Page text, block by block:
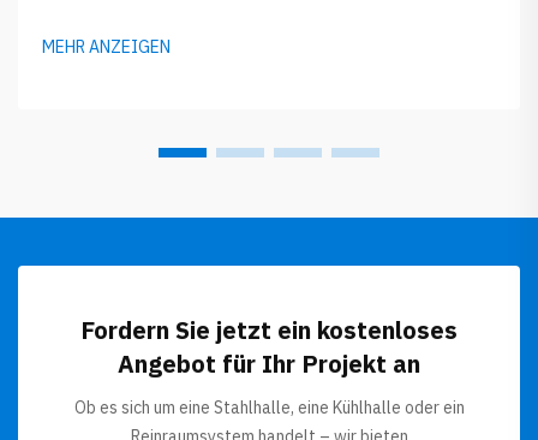
zunächst in der Fabrik an und transportieren sie dann zur
Baustelle. Dadurch wird viel Zeit beim Bau gespart und in der
MEHR ANZEIGEN
Fordern Sie jetzt ein kostenloses
Angebot für Ihr Projekt an
Ob es sich um eine Stahlhalle, eine Kühlhalle oder ein